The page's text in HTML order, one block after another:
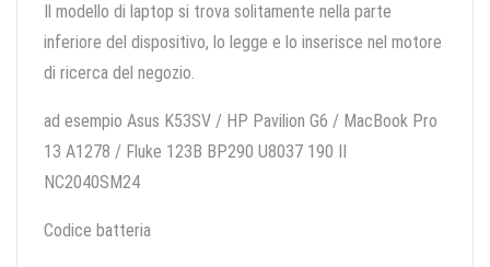
Il modello di laptop si trova solitamente nella parte
inferiore del dispositivo, lo legge e lo inserisce nel motore
di ricerca del negozio.
ad esempio Asus K53SV / HP Pavilion G6 / MacBook Pro
13 A1278 / Fluke 123B BP290 U8037 190 II
NC2040SM24
Codice batteria